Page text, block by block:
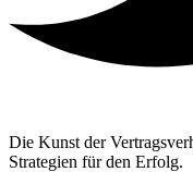
Die Kunst der
Strategien für den Erfolg.